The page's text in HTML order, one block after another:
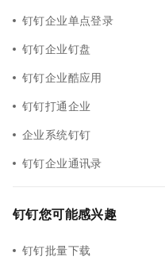
钉钉企业单点登录
钉钉企业钉盘
钉钉企业酷应用
钉钉打通企业
企业系统钉钉
钉钉企业通讯录
钉钉您可能感兴趣
钉钉批量下载